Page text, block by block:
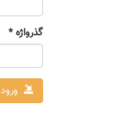
گذرواژه*
ورود